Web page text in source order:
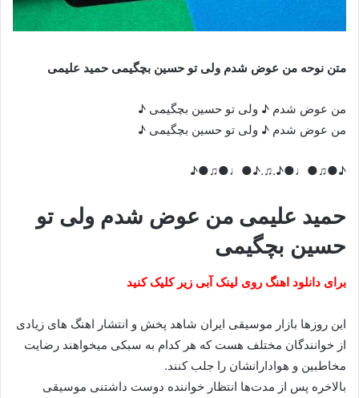
متن نوحه من عوض شدم ولی تو حسین بچگیمی حمید علیمی
من عوض شدم ♪ ولی تو حسین بچگیمی ♪
من عوض شدم ♪ ولی تو حسین بچگیمی ♪
♪●♫●♩●♪.♫.♪●♩●♫●♪
حمید علیمی من عوض شدم ولی تو
حسین بچگیمی
برای دانلود اهنگ روی لینک آبی زیر کلیک کنید
این روزها بازار موسیقی ایران شاهد پخش و انتشار اهنگ های زیادی
از خوانندگان مختلف هست که هر کدام به سبکی میخواهند رضایت
مخاطبین و هوادارانشان را جلب کنند.
بالاخره پس از مدت‌ها انتظار خواننده دوست داشتنی موسیقی